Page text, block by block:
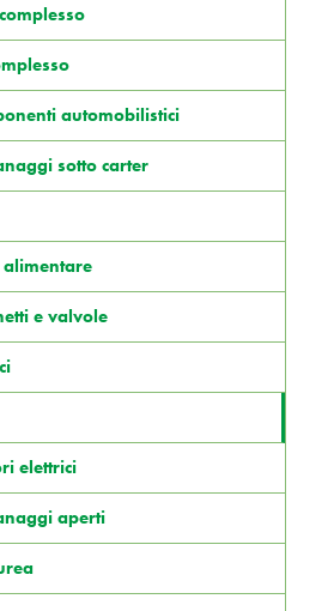
automobilistici
sotto carter
e valvole
elettrici
aperti